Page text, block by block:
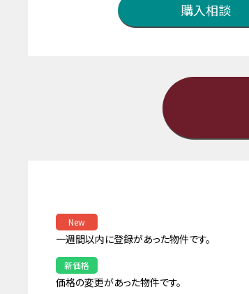
購入相談
New
一週間以内に登録があった物件です。
新価格
価格の変更があった物件です。